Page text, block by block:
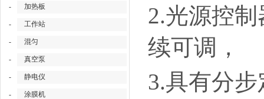
- 加热板
- 工作站
- 混匀
- 真空泵
- 静电仪
- 涂膜机
2.光源控
续可调，
3.具有分